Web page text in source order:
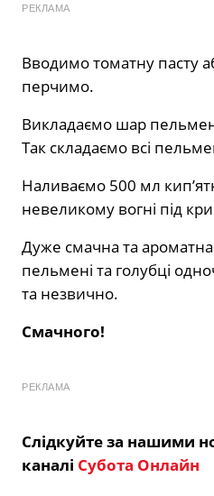
РЕКЛАМА
Вводимо томатну пасту
перчимо.
Викладаємо шар
Так складаємо всі
Наливаємо 500 мл
невеликому вогні під
Дуже смачна та ароматна
пельмені та голубці
та незвично.
Смачного!
РЕКЛАМА
Слідкуйте за нашими
каналі Субота Онлайн